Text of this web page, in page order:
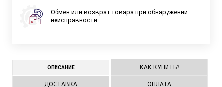
Обмен или возврат товара при обнаружении
неисправности
ОПИСАНИЕ КАК КУПИТЬ?
ДОСТАВКА ОПЛАТА